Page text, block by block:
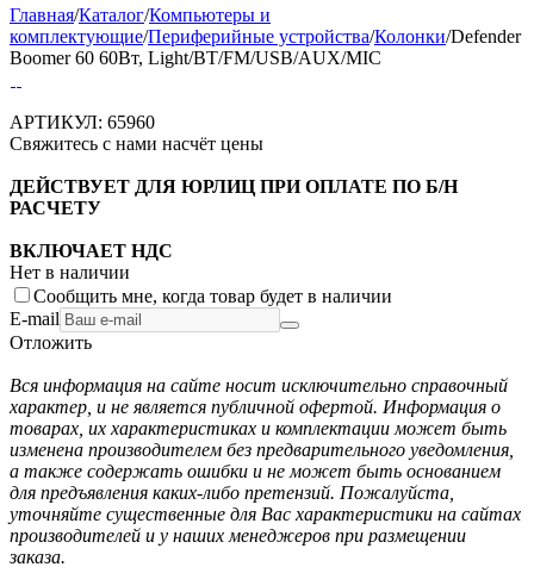
Главная/Каталог/Компьютеры и
комплектующие/Периферийные устройства/Колонки/Defender
Boomer 60 60Вт, Light/BT/FM/USB/AUX/MIC
АРТИКУЛ: 65960
Свяжитесь с нами насчёт цены
ДЕЙСТВУЕТ ДЛЯ ЮРЛИЦ ПРИ ОПЛАТЕ ПО Б/Н
РАСЧЕТУ
ВКЛЮЧАЕТ НДС
Нет в наличии
Сообщить мне, когда товар будет в наличии
E-mail
Отложить
Вся информация на сайте носит исключительно справочный
характер, и не является публичной офертой. Информация о
товарах, их характеристиках и комплектации может быть
изменена производителем без предварительного уведомления,
а также содержать ошибки и не может быть основанием
для предъявления каких-либо претензий. Пожалуйста,
уточняйте существенные для Вас характеристики на сайтах
производителей и у наших менеджеров при размещении
заказа.